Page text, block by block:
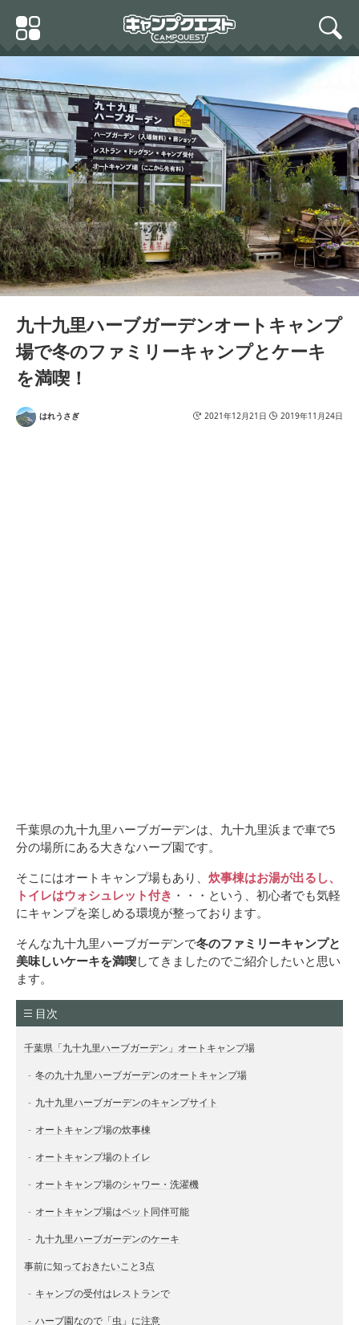
Primary
Menu
search
九十九里ハーブガーデンオートキャンプ
場で冬のファミリーキャンプとケーキ
を満喫！
はれうさぎ 2021年12月21日 2019年11月24日
千葉県の九十九里ハーブガーデンは、九十九里浜まで車で5
分の場所にある大きなハーブ園です。
そこにはオートキャンプ場もあり、 炊事棟はお湯が出るし、
トイレはウォシュレット付き ・・・という、初心者でも気軽
にキャンプを楽しめる環境が整っております。
そんな九十九里ハーブガーデンで冬のファミリーキャンプと
美味しいケーキを満喫してきましたのでご紹介したいと思い
ます。
目次
千葉県「九十九里ハーブガーデン」オートキャンプ場
冬の九十九里ハーブガーデンのオートキャンプ場
九十九里ハーブガーデンのキャンプサイト
オートキャンプ場の炊事棟
オートキャンプ場のトイレ
オートキャンプ場のシャワー・洗濯機
オートキャンプ場はペット同伴可能
九十九里ハーブガーデンのケーキ
事前に知っておきたいこと3点
キャンプの受付はレストランで
ハーブ園なので「虫」に注意